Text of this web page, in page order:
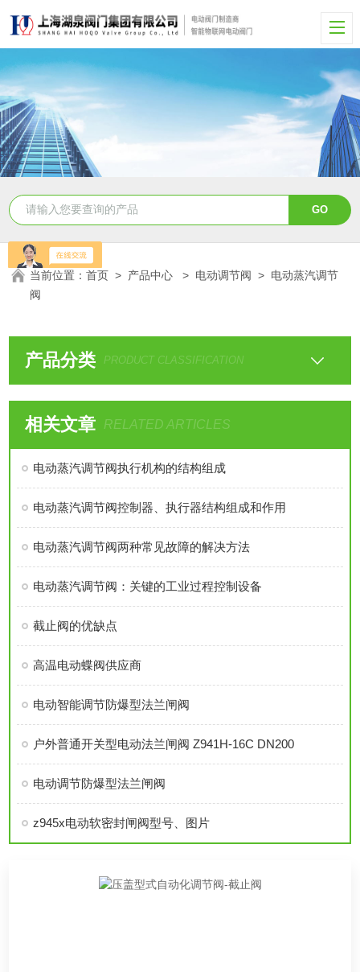
当前位置：首页 > 产品中心 > 电动调节阀 > 电动蒸汽调节
阀
产品分类 PRODUCT CLASSIFICATION
相关文章 RELATED ARTICLES
电动蒸汽调节阀执行机构的结构组成
电动蒸汽调节阀控制器、执行器结构组成和作用
电动蒸汽调节阀两种常见故障的解决方法
电动蒸汽调节阀：关键的工业过程控制设备
截止阀的优缺点
高温电动蝶阀供应商
电动智能调节防爆型法兰闸阀
户外普通开关型电动法兰闸阀 Z941H-16C DN200
电动调节防爆型法兰闸阀
z945x电动软密封闸阀型号、图片